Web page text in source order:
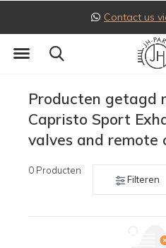
Contact us
Producten getagd
Capristo Sport
valves and remote
0 Producten
Filteren